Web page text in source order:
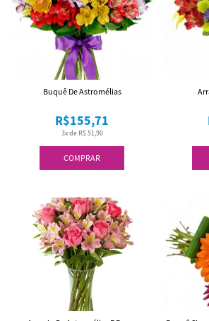
COMPRAR
3x de R$ 51,90
R$155,71
Buquê De Astromélias